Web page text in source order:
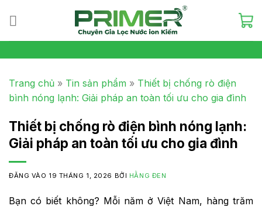
Trang chủ » Tin sản phẩm » Thiết bị chống rò điện
bình nóng lạnh: Giải pháp an toàn tối ưu cho gia đình
Thiết bị chống rò điện bình nóng lạnh:
Giải pháp an toàn tối ưu cho gia đình
ĐĂNG VÀO 19 THÁNG 1, 2026 BỞI HẰNG ĐEN
Bạn có biết không? Mỗi năm ở Việt Nam, hàng trăm